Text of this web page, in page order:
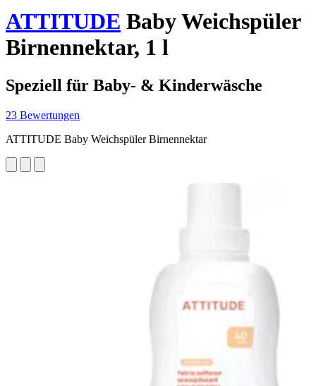
ATTITUDE Baby Weichspüler
Birnennektar, 1 l
Speziell für Baby- & Kinderwäsche
23 Bewertungen
ATTITUDE Baby Weichspüler Birnennektar